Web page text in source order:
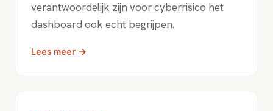
verantwoordelijk zijn voor cyberrisico het
dashboard ook echt begrijpen.
Lees meer →